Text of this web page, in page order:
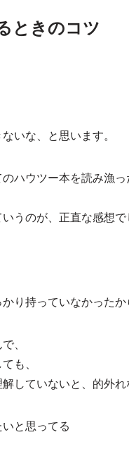
ときのコツ
いな、と思います。
ハウツー本を読み漁っ
うのが、正直な感想で
り持っていなかったか
、
も、
していないと、的外れ
と思ってる